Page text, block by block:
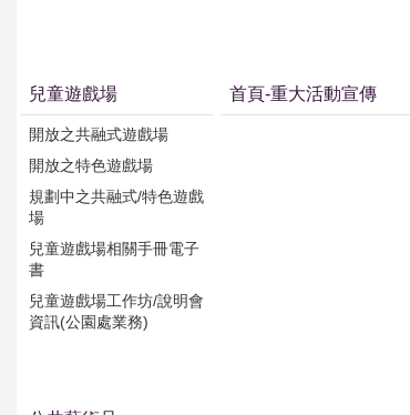
兒童遊戲場
開放之共融式遊戲場
開放之特色遊戲場
規劃中之共融式/特色遊戲
場
兒童遊戲場相關手冊電子
書
兒童遊戲場工作坊/說明會
資訊(公園處業務)
首頁-重大活動宣傳